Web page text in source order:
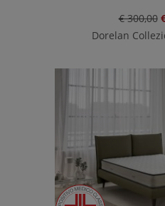
€ 300,00
Dorelan